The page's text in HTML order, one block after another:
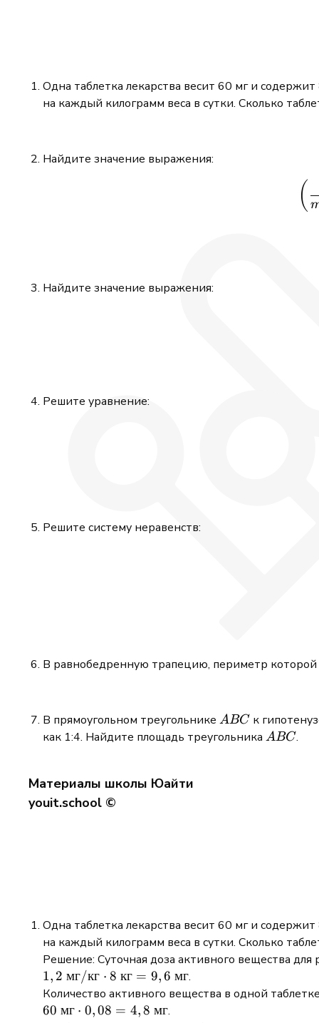
Одна таблетка лекарства весит 60 мг и
на каждый килограмм веса в сутки. Сколько
Найдите значение выражения:
(
Найдите значение выражения:
Решите уравнение:
Решите систему неравенств:
В равнобедренную трапецию, периметр
В прямоугольном треугольнике ABC
ABC к
как 1:4. Найдите площадь треугольника ABC
ABC.
Материалы школы Юайти
youit.school ©
Одна таблетка лекарства весит 60 мг и
на каждый килограмм веса в сутки. Сколько
Решение: Суточная доза активного вещества для
1,2
\text{
мг/
1, 2 мг/кг ⋅ 8 кг = 9,6 мг.
Количество активного вещества в одной
60
60 мг ⋅ 0,08 = 4,8 мг.